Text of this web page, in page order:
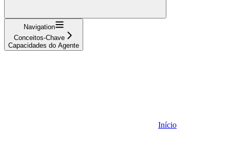
Navigation
Conceitos-Chave
Capacidades do Agente
Início